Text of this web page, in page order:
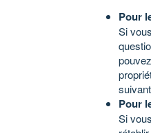
Pour
Si
suivant
Pour
Si